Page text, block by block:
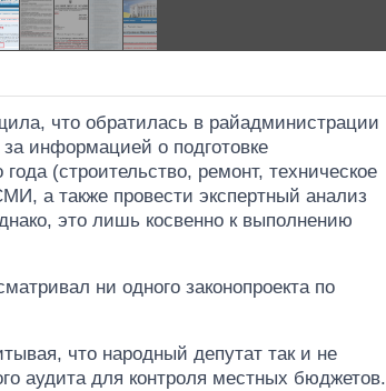
что обратилась в райадминистрации
информацией о подготовке
(строительство, ремонт, техническое
а также провести экспертный анализ
это лишь косвенно к выполнению
ни одного законопроекта по
что народный депутат так и не
аудита для контроля местных бюджетов.